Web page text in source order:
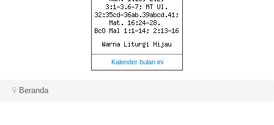
Kalender bulan ini
Beranda